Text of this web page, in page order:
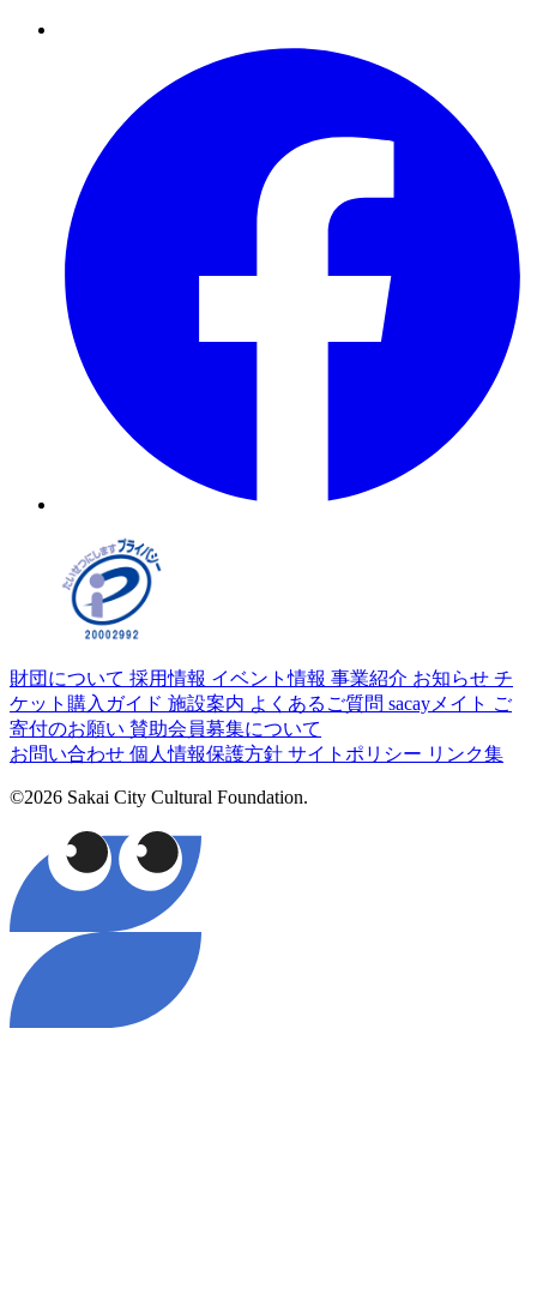
財団について 採用情報 イベント情報 事業紹介 お知らせ チ
ケット購入ガイド 施設案内 よくあるご質問 sacayメイト ご
寄付のお願い 賛助会員募集について
お問い合わせ 個人情報保護方針 サイトポリシー リンク集
©2026 Sakai City Cultural Foundation.